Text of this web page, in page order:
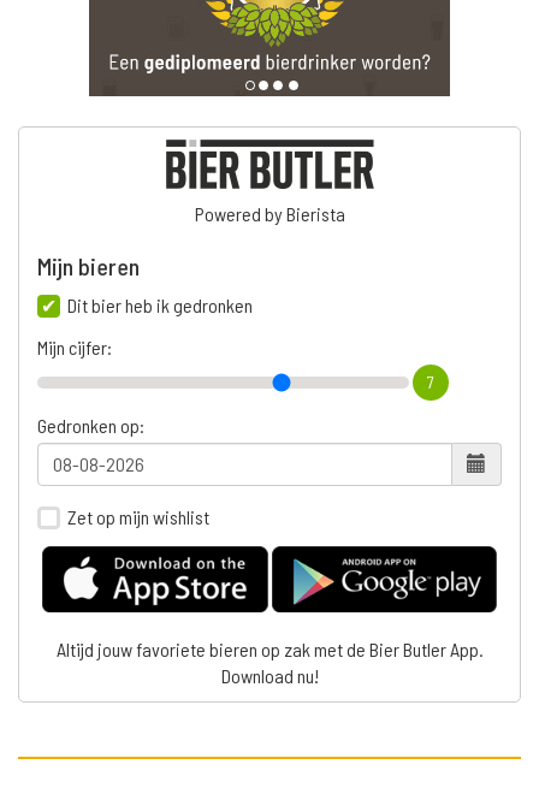
Powered by Bierista
Mijn bieren
Dit bier heb ik gedronken
Mijn cijfer:
7
Gedronken op:
Zet op mijn wishlist
Altijd jouw favoriete bieren op zak met de Bier Butler App.
Download nu!